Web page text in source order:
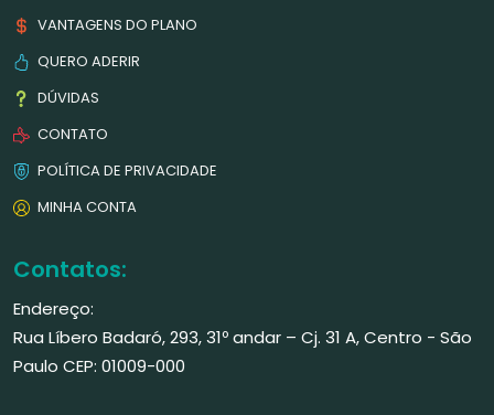
VANTAGENS DO PLANO
QUERO ADERIR
DÚVIDAS
CONTATO
POLÍTICA DE PRIVACIDADE
MINHA CONTA
Contatos:
Endereço:
Rua Líbero Badaró, 293, 31º andar – Cj. 31 A, Centro - São
Paulo CEP: 01009-000